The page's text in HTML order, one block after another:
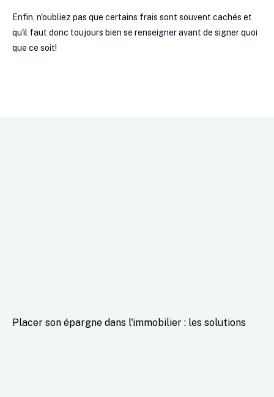
Enfin, n'oubliez pas que certains frais sont souvent cachés et
qu'il faut donc toujours bien se renseigner avant de signer quoi
que ce soit!
Placer son épargne dans l'immobilier : les solutions